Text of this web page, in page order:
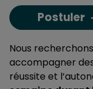
Postuler
Nous
accompagner
réussite et